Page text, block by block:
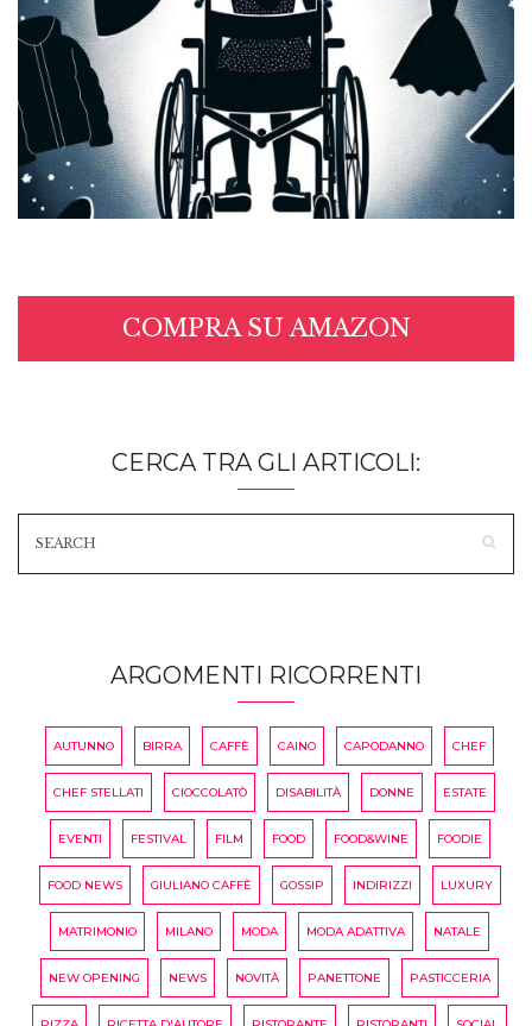
COMPRA SU AMAZON
CERCA TRA GLI ARTICOLI:
ARGOMENTI RICORRENTI
AUTUNNO BIRRA CAFFÈ CAINO CAPODANNO CHEF
CHEF STELLATI CIOCCOLATÒ DISABILITÀ DONNE ESTATE
EVENTI FESTIVAL FILM FOOD FOOD&WINE FOODIE
FOOD NEWS GIULIANO CAFFÈ GOSSIP INDIRIZZI LUXURY
MATRIMONIO MILANO MODA MODA ADATTIVA NATALE
NEW OPENING NEWS NOVITÀ PANETTONE PASTICCERIA